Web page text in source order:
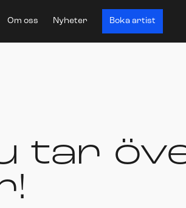
Om oss Nyheter Boka artist
tar